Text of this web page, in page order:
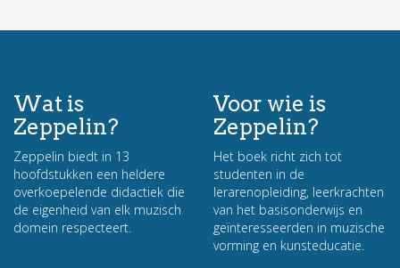
Wat is
Zeppelin?
Zeppelin biedt in 13
hoofdstukken een heldere
overkoepelende didactiek die
de eigenheid van elk muzisch
domein respecteert.
Voor wie is
Zeppelin?
Het boek richt zich tot
studenten in de
lerarenopleiding, leerkrachten
van het basisonderwijs en
geïnteresseerden in muzische
vorming en kunsteducatie.